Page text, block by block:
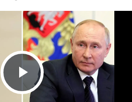
Play Video